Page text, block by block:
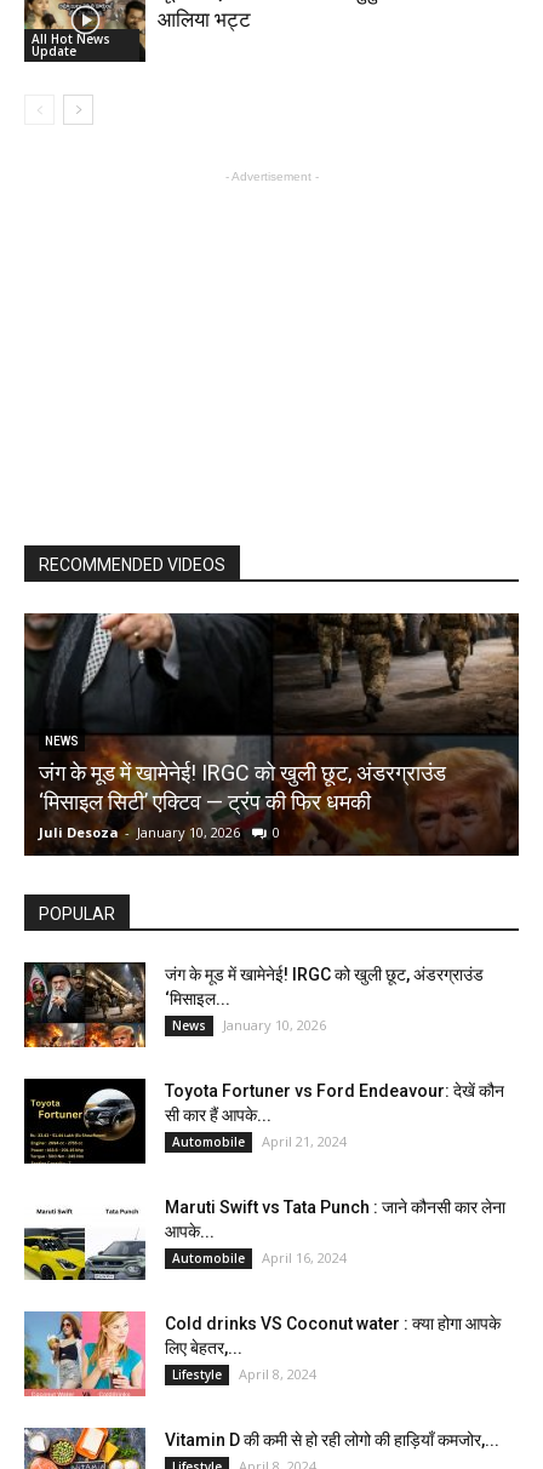
All Hot News
Update
आलिया भट्ट
- Advertisement -
RECOMMENDED VIDEOS
NEWS
जंग के मूड में खामेनेई! IRGC को खुली छूट, अंडरग्राउंड
‘मिसाइल सिटी’ एक्टिव — ट्रंप की फिर धमकी
Juli Desoza - January 10, 2026 0
POPULAR
जंग के मूड में खामेनेई! IRGC को खुली छूट, अंडरग्राउंड
‘मिसाइल...
News January 10, 2026
Toyota Fortuner vs Ford Endeavour: देखें कौन
सी कार हैं आपके...
Automobile April 21, 2024
Maruti Swift vs Tata Punch : जाने कौनसी कार लेना
आपके...
Automobile April 16, 2024
Cold drinks VS Coconut water : क्या होगा आपके
लिए बेहतर,...
Lifestyle April 8, 2024
Vitamin D की कमी से हो रही लोगो की हाड़ियाँ कमजोर,...